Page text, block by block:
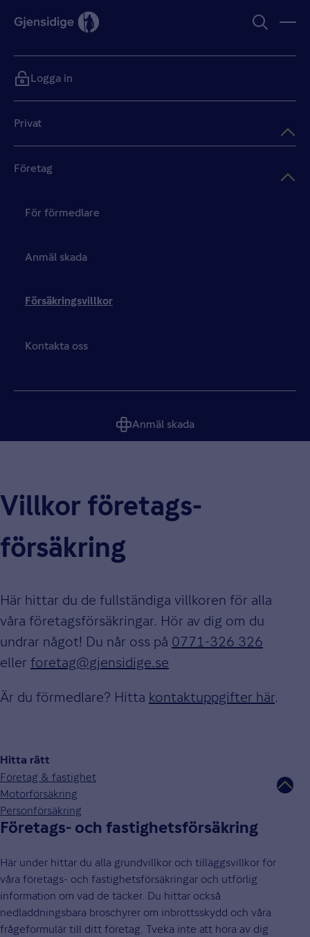
Privat
Företag
För förmedlare
Anmäl skada
Försäkringsvillkor
Kontakta oss
Anmäl skada
Logga in
Villkor företags­
försäkring
Här hittar du de fullständiga villkoren för alla
våra företagsförsäkringar. Hör av dig om du
undrar något! Du når oss på 0771-326 326
eller foretag@gjensidige.se
Är du förmedlare? Hitta kontaktuppgifter här.
Hitta rätt
Företag & fastighet
Motorförsäkring
Personförsäkring
Företags- och fastighetsförsäkring
Här under hittar du alla grundvillkor och tilläggsvillkor för
våra företags- och fastighetsförsäkringar och utförlig
information om vad de täcker. Du hittar också
nedladdningsbara broschyrer om inbrottsskydd och våra
frågeformulär till ditt företag. Tveka inte att höra av dig